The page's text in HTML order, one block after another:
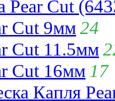
Pear Cut
Cut 9мм24
Cut 11.5мм
Cut 16мм 17
Капля